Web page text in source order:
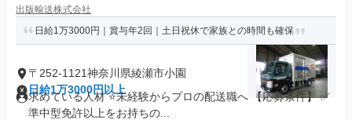
出版輸送株式会社
日給1万3000円｜賞与年2回｜土日祝休で家族との時間も確保
〒252-1121神奈川県綾瀬市小園
日給1万3000円以上
求めている人材 ⭐未経験からプロの配送職へ 【応募条件】 ✅
準中型免許以上をお持ちの...